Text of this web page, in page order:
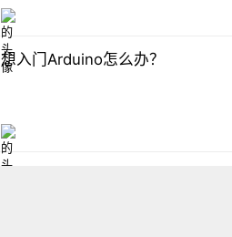
想入门Arduino怎么办？